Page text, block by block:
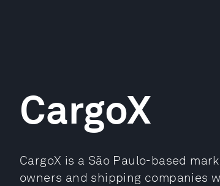
CargoX
CargoX is a São Paulo-based
owners and shipping companies